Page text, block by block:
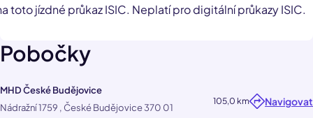
toto jízdné průkaz ISIC. Neplatí pro digitální průkazy ISIC.
Pobočky
MHD České Budějovice
Nádražní 1759 , České Budějovice 370 01
105,0 km Navigovat